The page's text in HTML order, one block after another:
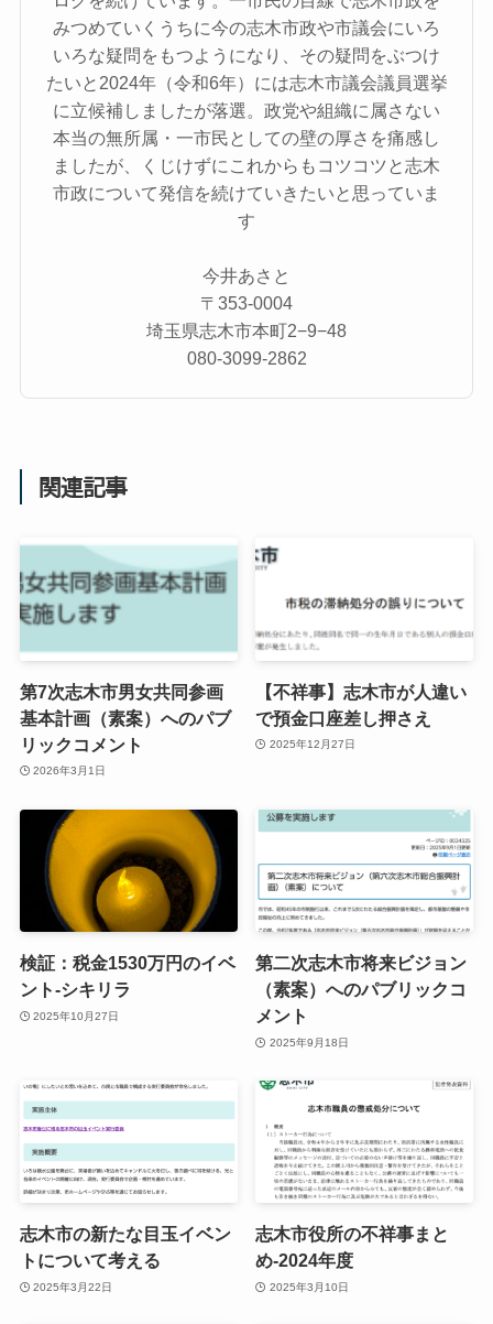
みつめていくうちに今の志木市政や市議会にいろ
いろな疑問をもつようになり、その疑問をぶつけ
たいと2024年（令和6年）には志木市議会議員選挙
に立候補しましたが落選。政党や組織に属さない
本当の無所属・一市民としての壁の厚さを痛感し
ましたが、くじけずにこれからもコツコツと志木
市政について発信を続けていきたいと思っていま
す
今井あさと
〒353-0004
埼玉県志木市本町2−9−48
080-3099-2862
関連記事
第7次志木市男女共同参画
基本計画（素案）へのパブ
リックコメント
2026年3月1日
【不祥事】志木市が人違い
で預金口座差し押さえ
2025年12月27日
検証：税金1530万円のイベ
ント‐シキリラ
2025年10月27日
第二次志木市将来ビジョン
（素案）へのパブリックコ
メント
2025年9月18日
志木市の新たな目玉イベン
トについて考える
2025年3月22日
志木市役所の不祥事まと
め-2024年度
2025年3月10日